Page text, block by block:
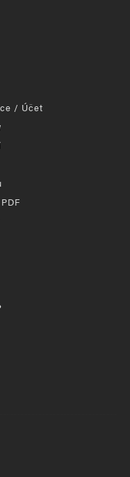
/ Účet